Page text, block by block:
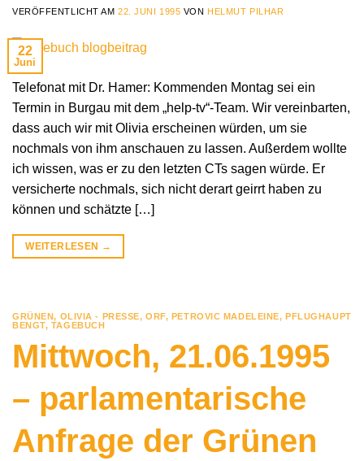
VERÖFFENTLICHT AM22. JUNI 1995 VON HELMUT PILHAR
22
Juni
Telefonat mit Dr. Hamer: Kommenden Montag sei ein
Termin in Burgau mit dem „help-tv“-Team. Wir vereinbarten,
dass auch wir mit Olivia erscheinen würden, um sie
nochmals von ihm anschauen zu lassen. Außerdem wollte
ich wissen, was er zu den letzten CTs sagen würde. Er
versicherte nochmals, sich nicht derart geirrt haben zu
können und schätzte […]
WEITERLESEN →
GRÜNEN, OLIVIA - PRESSE,ORF, PETROVIC MADELEINE, PFLUGHAUPT
BENGT, TAGEBUCH
Mittwoch, 21.06.1995
– parlamentarische
Anfrage der Grünen